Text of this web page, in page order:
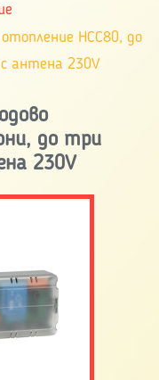
HCC80, до
антена 230V
до три
230V